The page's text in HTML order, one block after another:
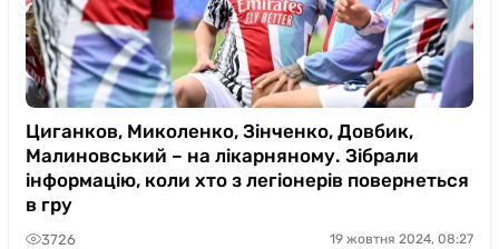
Циганков, Миколенко, Зінченко, Довбик,
Малиновський – на лікарняному. Зібрали
інформацію, коли хто з легіонерів повернеться
в гру
3726 19 жовтня 2024, 08:27